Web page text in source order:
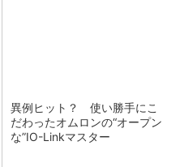
異例ヒット？ 使い勝手にこ
だわったオムロンの“オープン
な”IO-Linkマスター